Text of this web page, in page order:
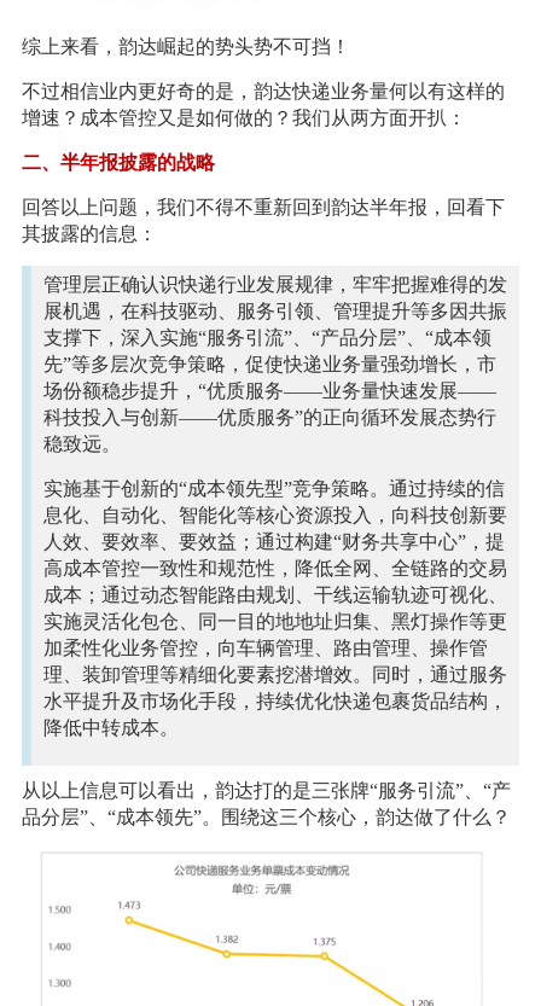
综上来看，韵达崛起的势头势不可挡！
不过相信业内更好奇的是，韵达快递业务量何以有这样的
增速？成本管控又是如何做的？我们从两方面开扒：
二、半年报披露的战略
回答以上问题，我们不得不重新回到韵达半年报，回看下
其披露的信息：
管理层正确认识快递行业发展规律，牢牢把握难得的发
展机遇，在科技驱动、服务引领、管理提升等多因共振
支撑下，深入实施“服务引流”、“产品分层”、“成本领
先”等多层次竞争策略，促使快递业务量强劲增长，市
场份额稳步提升，“优质服务——业务量快速发展——
科技投入与创新——优质服务”的正向循环发展态势行
稳致远。
实施基于创新的“成本领先型”竞争策略。通过持续的信
息化、自动化、智能化等核心资源投入，向科技创新要
人效、要效率、要效益；通过构建“财务共享中心”，提
高成本管控一致性和规范性，降低全网、全链路的交易
成本；通过动态智能路由规划、干线运输轨迹可视化、
实施灵活化包仓、同一目的地地址归集、黑灯操作等更
加柔性化业务管控，向车辆管理、路由管理、操作管
理、装卸管理等精细化要素挖潜增效。同时，通过服务
水平提升及市场化手段，持续优化快递包裹货品结构，
降低中转成本。
从以上信息可以看出，韵达打的是三张牌“服务引流”、“产
品分层”、“成本领先”。围绕这三个核心，韵达做了什么？